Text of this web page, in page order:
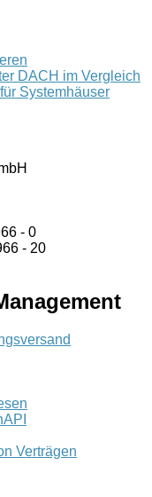
DACH im Vergleich
Systemhäuser
- 0
- 20
Verträgen